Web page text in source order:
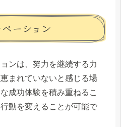
ーション
ンは、努力を継続する力
まれていないと感じる場
成功体験を積み重ねるこ
動を変えることが可能で